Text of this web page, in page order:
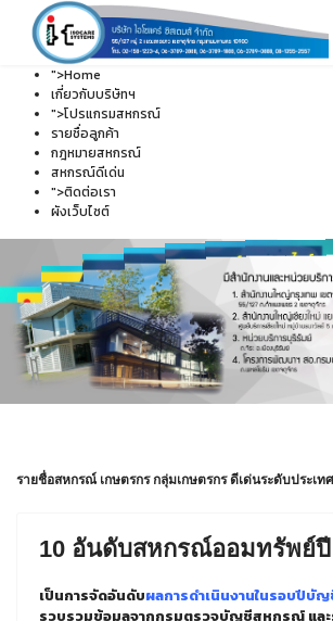
">Home
เกี่ยวกับบริษัทฯ
">โปรแกรมสหกรณ์
รายชื่อลูกค้า
กฎหมายสหกรณ์
สหกรณ์ดีเด่น
">ติดต่อเรา
ผังเว็บไซต์
รายชื่อสหกรณ์ เกษตรกร กลุ่มเกษตรกร ดีเด่นระดับประเทศ
10 อันดับสหกรณ์ออมทรัพย์ปี
เป็นการจัดอันดับผลการดำเนินงานในรอบปีบั
รวบรวมข้อมูลจากกรมตรวจบัญชีสหกรณ์ และ